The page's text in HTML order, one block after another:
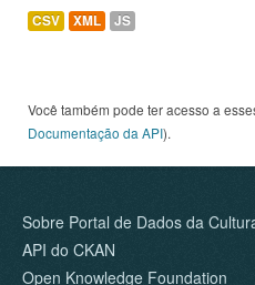
CSV XML JS
Você também pode ter acesso a
Documentação da API).
Sobre Portal de Dados da
API do CKAN
Open Knowledge Foundation